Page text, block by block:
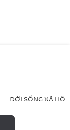
ĐỜI SỐNG XÃ HỘI